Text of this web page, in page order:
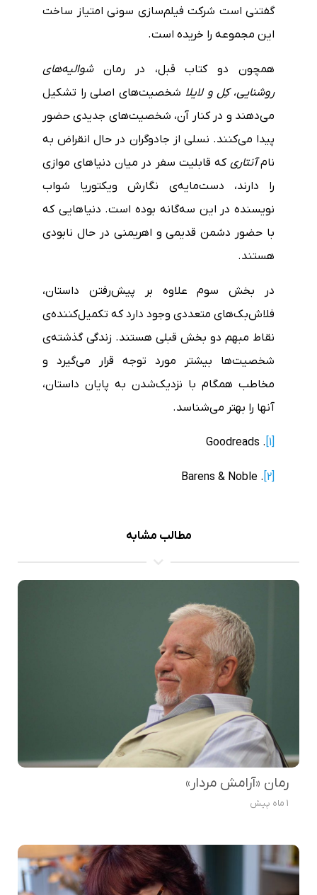
گفتنی است شرکت فیلم‌سازی سونی امتیاز ساخت
این مجموعه‌ را خریده است.
همچون دو کتاب قبل، در رمان شوالیه‌های
روشنایی، کِل و لایلا شخصیت‌های اصلی را تشکیل
می‌دهند و در کنار آن، شخصیت‌های جدیدی حضور
پیدا می‌کنند. نسلی از جادوگران در حال انقراض به
نامآنتاری که قابلیت سفر در میان دنیاهای موازی
را دارند، دست‌مایه‌ی نگارش ویکتوریا شواب
نویسنده در این سه‌گانه بوده است. دنیاهایی که
با حضور دشمن قدیمی و اهریمنی در حال نابودی
هستند.
در بخش سوم علاوه بر پیش‌رفتن داستان،
فلاش‌بک‌های متعددی وجود دارد که تکمیل‌کننده‌ی
نقاط مبهم دو بخش قبلی هستند. زندگی گذشته‌ی
شخصیت‌ها بیشتر مورد توجه قرار می‌گیرد و
مخاطب همگام با نزدیک‌شدن به پایان داستان،
آنها را بهتر می‌شناسد.
. Goodreads
. Barens & Noble
مطالب مشابه
رمان «آرامش مردار»
1 ماه پیش